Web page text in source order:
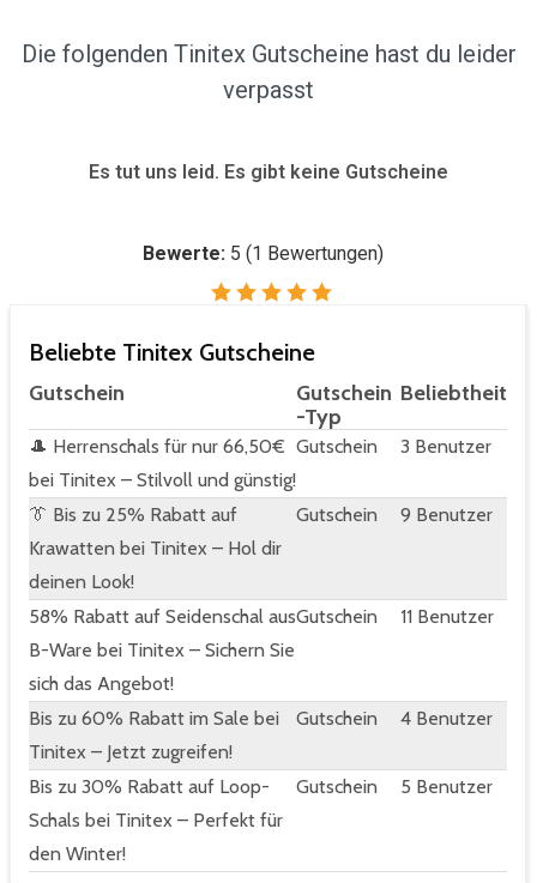
Die folgenden Tinitex Gutscheine hast du leider
verpasst
Es tut uns leid. Es gibt keine Gutscheine
Bewerte: 5 (1 Bewertungen)
Beliebte Tinitex Gutscheine
Gutschein
Gutschein
-Typ
Beliebtheit
🎩 Herrenschals für nur 66,50€
bei Tinitex – Stilvoll und günstig!
Gutschein 3 Benutzer
👔 Bis zu 25% Rabatt auf
Krawatten bei Tinitex – Hol dir
deinen Look!
Gutschein 9 Benutzer
58% Rabatt auf Seidenschal aus
B-Ware bei Tinitex – Sichern Sie
sich das Angebot!
Gutschein 11 Benutzer
Bis zu 60% Rabatt im Sale bei
Tinitex – Jetzt zugreifen!
Gutschein 4 Benutzer
Bis zu 30% Rabatt auf Loop-
Schals bei Tinitex – Perfekt für
den Winter!
Gutschein 5 Benutzer